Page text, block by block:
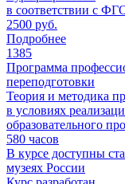
в соответствии с
2500 руб.
Подробнее
1385
Программа
переподготовки
Теория и методика
в условиях
образовательного
580 часов
В курсе доступны
музеях России